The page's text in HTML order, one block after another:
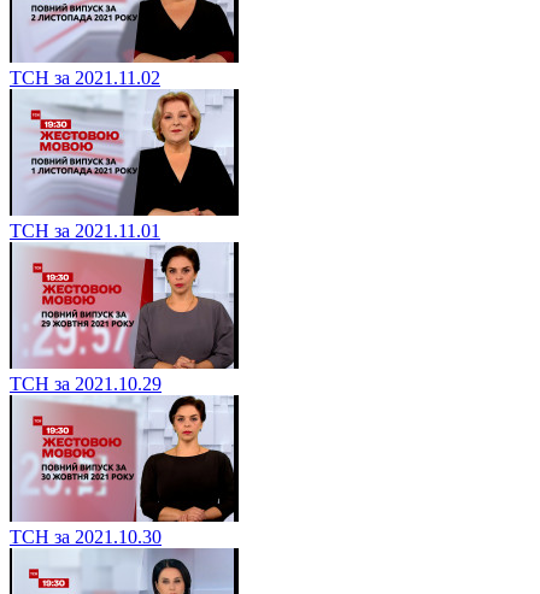
ТСН за 2021.11.02
ТСН за 2021.11.01
ТСН за 2021.10.29
ТСН за 2021.10.30